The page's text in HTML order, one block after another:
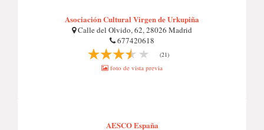
Asociación Cultural Virgen de Urkupiña
Calle del Olvido, 62, 28026 Madrid
677420618
(21)
foto de vista previa
AESCO España